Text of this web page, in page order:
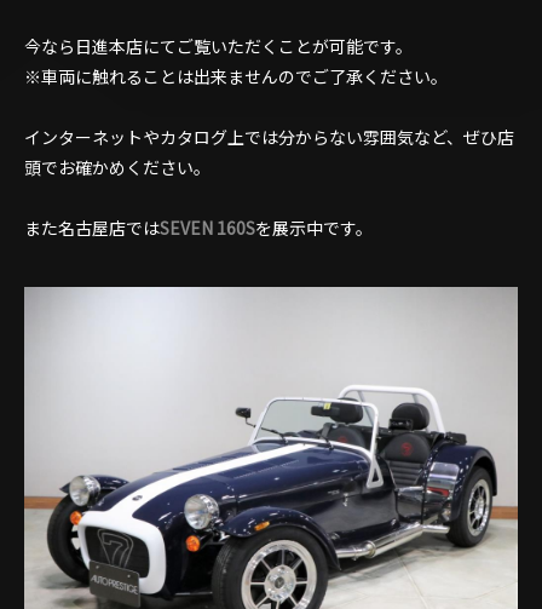
今なら日進本店にてご覧いただくことが可能です。
※車両に触れることは出来ませんのでご了承ください。
インターネットやカタログ上では分からない雰囲気など、ぜひ店
頭でお確かめください。
また名古屋店ではSEVEN 160Sを展示中です。